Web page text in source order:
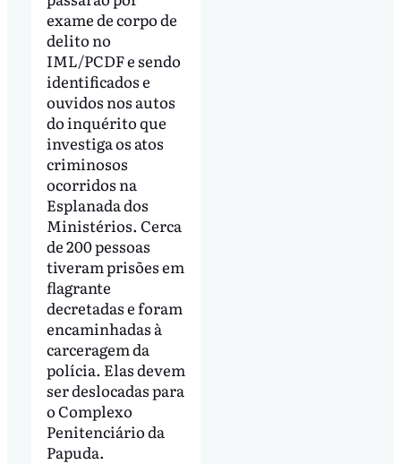
exame de corpo de
delito no
IML/PCDF e sendo
identificados e
ouvidos nos autos
do inquérito que
investiga os atos
criminosos
ocorridos na
Esplanada dos
Ministérios. Cerca
de 200 pessoas
tiveram prisões em
flagrante
decretadas e foram
encaminhadas à
carceragem da
polícia. Elas devem
ser deslocadas para
o Complexo
Penitenciário da
Papuda.